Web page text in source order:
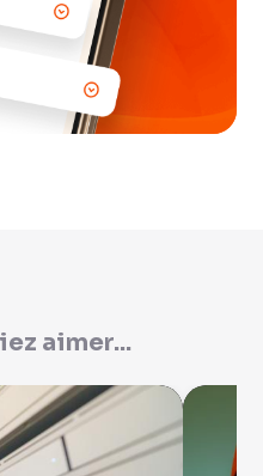
aimer...